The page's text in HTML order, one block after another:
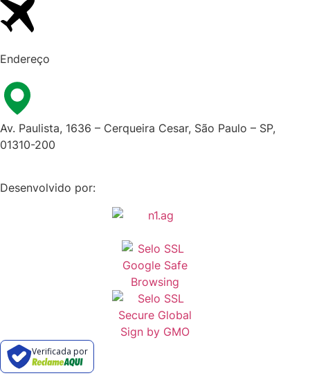
Endereço
Av. Paulista, 1636 – Cerqueira Cesar, São Paulo – SP,
01310-200
Desenvolvido por:
Verificada por